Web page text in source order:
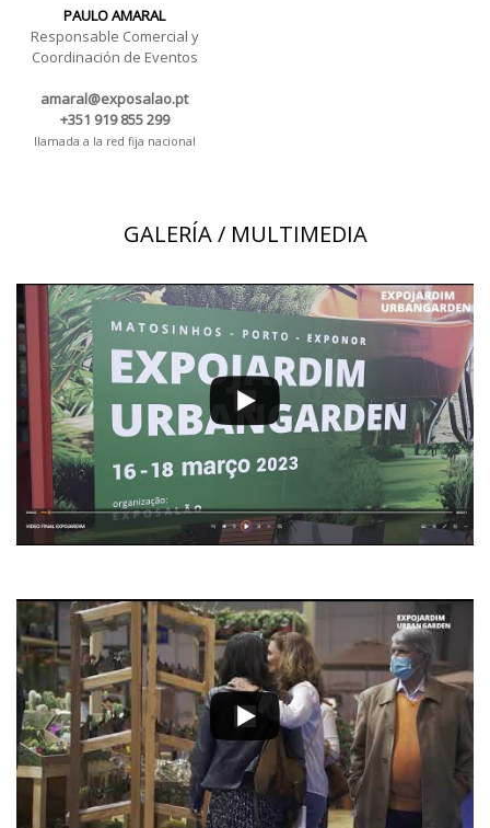
PAULO AMARAL
Responsable Comercial y
Coordinación de Eventos
amaral@exposalao.pt
+351 919 855 299
llamada a la red fija nacional
GALERÍA / MULTIMEDIA